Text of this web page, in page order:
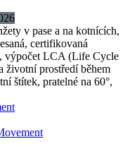
v pase a na kotnících,
certifikovaná
výpočet LCA (Life Cycle
životní prostředí během
štítek, pratelné na 60°,